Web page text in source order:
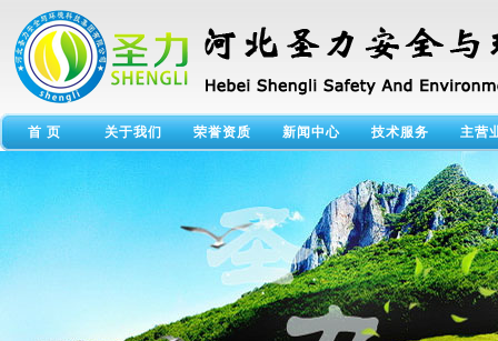
首 页 关于我们 荣誉资质 新闻中心 技术服务 主营